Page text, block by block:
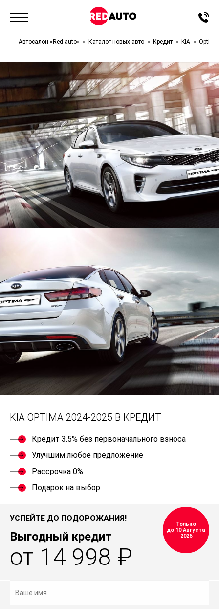
Автосалон «Red-auto» Каталог новых авто Кредит KIA Optima
KIA OPTIMA 2024-2025 В КРЕДИТ
Кредит 3.5% без первоначального взноса
Улучшим любое предложение
Рассрочка 0%
Подарок на выбор
УСПЕЙТЕ ДО ПОДОРОЖАНИЯ!
Выгодный кредит
от 14 998 ₽
Только
до 10 Августа
2026